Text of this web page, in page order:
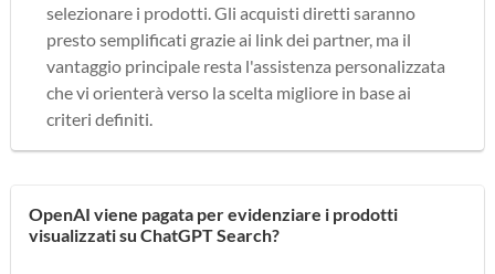
selezionare i prodotti. Gli acquisti diretti saranno
presto semplificati grazie ai link dei partner, ma il
vantaggio principale resta l'assistenza personalizzata
che vi orienterà verso la scelta migliore in base ai
criteri definiti.
OpenAI viene pagata per evidenziare i prodotti
visualizzati su ChatGPT Search?